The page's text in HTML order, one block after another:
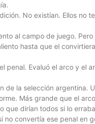
No existían. Ellos no
al campo de juego.
hasta que el
Evaluó el arco y el
de la selección argentina.
Más grande que el
que dirían todos si lo
convertía ese penal en